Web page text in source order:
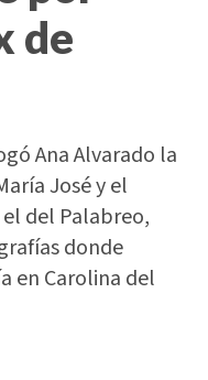
de
Ana Alvarado la
José y el
del Palabreo,
donde
en Carolina del